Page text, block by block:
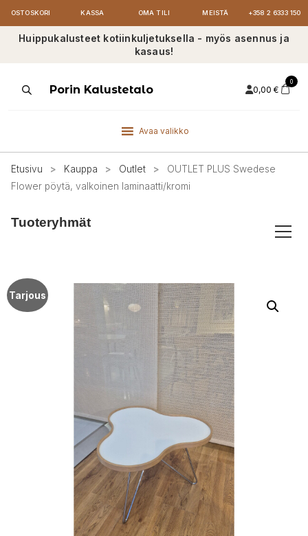
OSTOSKORI KASSA OMA TILI MEISTÄ +358 2 6333 150
Huippukalusteet kotiinkuljetuksella - myös asennus ja
kasaus!
ProductsPorin Kalustetalo 0,00 €
0
Avaa valikko
Etusivu > Kauppa > Outlet >
OUTLET PLUS Swedese
Flower pöytä, valkoinen laminaatti/kromi
Tuoteryhmät
Tarjous